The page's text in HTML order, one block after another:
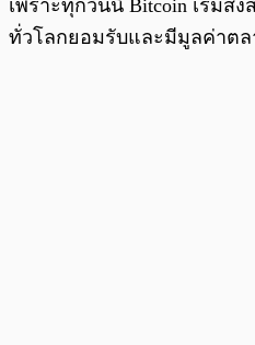
เพราะทุกวันนี้ Bitcoin เริ่ม
ทั่วโลกยอมรับและมีมูลค่าต